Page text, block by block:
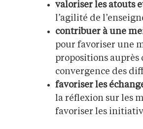
valoriser les atouts
l’agilité de
contribuer à une
pour favoriser une
propositions auprès
convergence des
favoriser les
la réflexion sur les
favoriser les